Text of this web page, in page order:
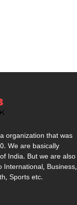
organization that was
We are basically
India. But we are also
International, Business,
Sports etc.